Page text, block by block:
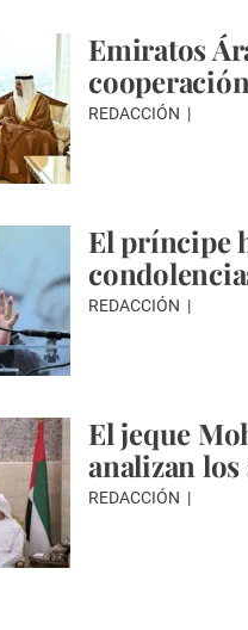
Emiratos
REDACCIÓN
El príncipe
REDACCIÓN
El jeque
analizan
REDACCIÓN